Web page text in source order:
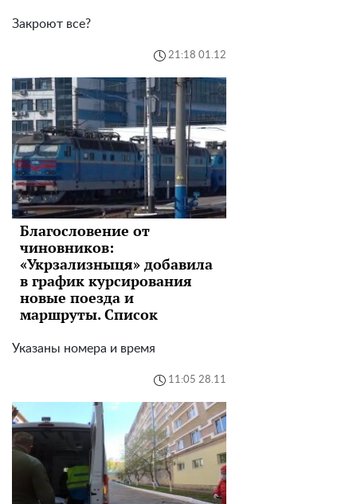
Закроют все?
21:18 01.12
Благословение от
чиновников:
«Укрзализныця» добавила
в график курсирования
новые поезда и
маршруты. Список
Указаны номера и время
11:05 28.11